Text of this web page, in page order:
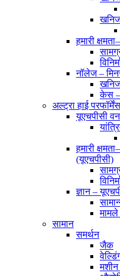
हमारी
नॉलेज –
केस –
अल्ट्रा हाई
यूएचपीसी
हमारी
(यूएचपीसी)
ज्ञान –
सामान
समर्थन
जैक
मशीन